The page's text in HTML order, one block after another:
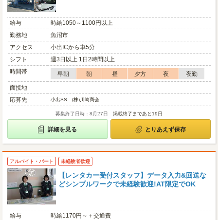
給与
時給1050～1100円以上
勤務地
魚沼市
アクセス
小出ICから車5分
シフト
週3日以上 1日2時間以上
時間帯
早朝 朝 昼 夕方 夜
夜勤
面接地
応募先
小出SS (株)川崎商会
募集終了日時：8月27日 掲載終了まであと19日
詳細を見る とりあえず保存
アルバイト・パート 未経験者歓迎
【レンタカー受付スタッフ】データ入力&回送な
どシンプルワークで未経験歓迎!AT限定でOK
給与
時給1170円～＋交通費